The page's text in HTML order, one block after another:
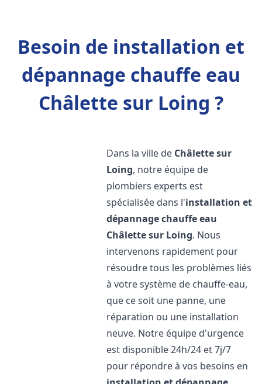
Besoin de installation et
dépannage chauffe eau
Châlette sur Loing ?
Dans la ville de Châlette sur
Loing, notre équipe de
plombiers experts est
spécialisée dans l'installation et
dépannage chauffe eau
Châlette sur Loing. Nous
intervenons rapidement pour
résoudre tous les problèmes liés
à votre système de chauffe-eau,
que ce soit une panne, une
réparation ou une installation
neuve. Notre équipe d'urgence
est disponible 24h/24 et 7j/7
pour répondre à vos besoins en